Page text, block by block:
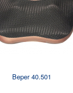
Beper 40.501